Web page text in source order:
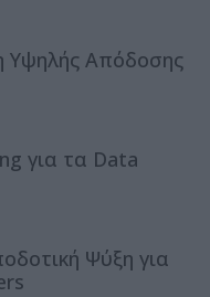
Υψηλής Απόδοσης
για τα Data
Ψύξη για